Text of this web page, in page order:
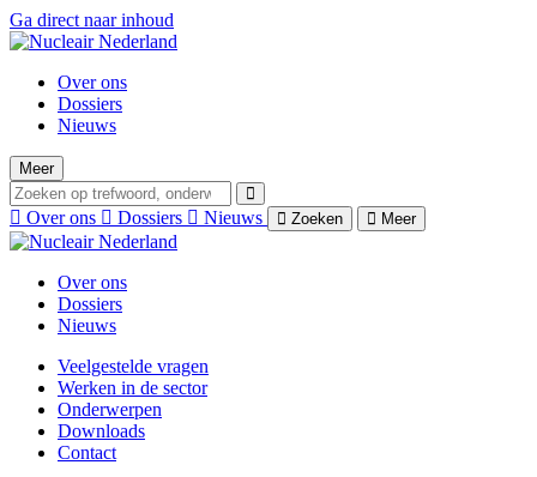
Ga direct naar inhoud
Over ons
Dossiers
Nieuws
Meer
Over ons Dossiers Nieuws Zoeken Meer
Over ons
Dossiers
Nieuws
Veelgestelde vragen
Werken in de sector
Onderwerpen
Downloads
Contact